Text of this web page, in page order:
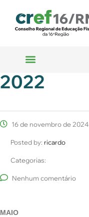
2022
16 de novembro de 2024
Posted by: ricardo
Categorias:
Nenhum comentário
MAIO